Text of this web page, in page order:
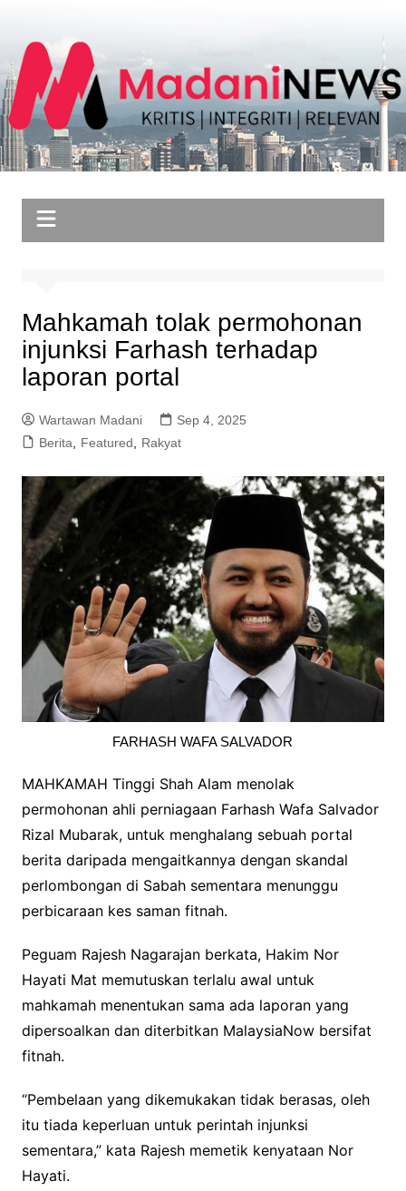
content
Mahkamah tolak permohonan
injunksi Farhash terhadap
laporan portal
Wartawan Madani
Sep 4, 2025
Berita, Featured, Rakyat
FARHASH WAFA SALVADOR
MAHKAMAH Tinggi Shah Alam menolak
permohonan ahli perniagaan Farhash Wafa Salvador
Rizal Mubarak, untuk menghalang sebuah portal
berita daripada mengaitkannya dengan skandal
perlombongan di Sabah sementara menunggu
perbicaraan kes saman fitnah.
Peguam Rajesh Nagarajan berkata, Hakim Nor
Hayati Mat memutuskan terlalu awal untuk
mahkamah menentukan sama ada laporan yang
dipersoalkan dan diterbitkan MalaysiaNow bersifat
fitnah.
“Pembelaan yang dikemukakan tidak berasas, oleh
itu tiada keperluan untuk perintah injunksi
sementara,” kata Rajesh memetik kenyataan Nor
Hayati.